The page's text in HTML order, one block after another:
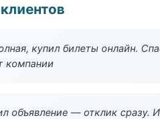
купил билеты онлайн.
компании
объявление — отклик сразу.